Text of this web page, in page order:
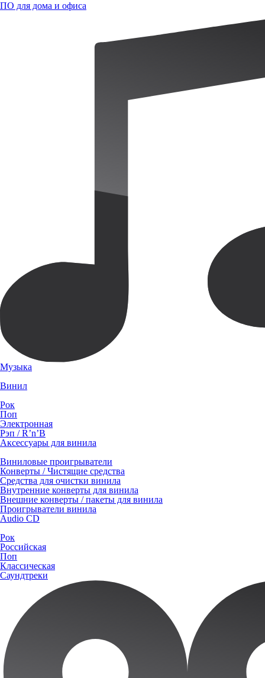
ПО для дома и офиса
Музыка
Винил
Рок
Поп
Электронная
Рэп / R’n’B
Аксессуары для винила
Виниловые проигрыватели
Конверты / Чистящие средства
Средства для очистки винила
Внутренние конверты для винила
Внешние конверты / пакеты для винила
Проигрыватели винила
Audio CD
Рок
Российская
Поп
Классическая
Саундтреки